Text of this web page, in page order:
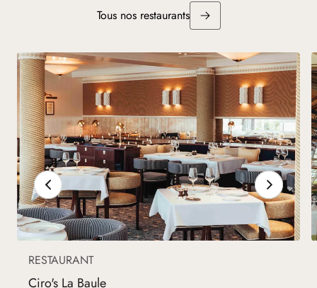
Tous nos restaurants
RESTAURANT
Ciro's La Baule